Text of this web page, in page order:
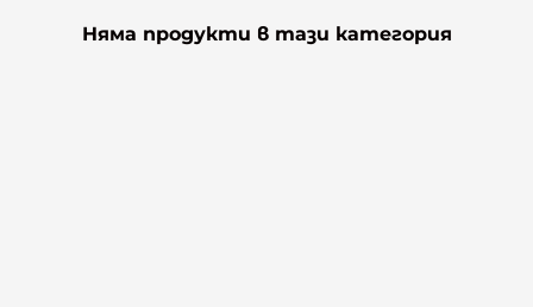
Няма продукти в тази категория